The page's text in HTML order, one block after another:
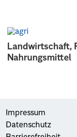
Landwirtschaft,
Nahrungsmittel
Impressum
Datenschutz